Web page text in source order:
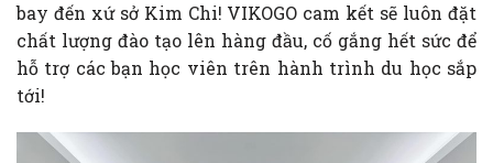
bay đến xứ sở Kim Chi! VIKOGO cam kết sẽ luôn đặt
chất lượng đào tạo lên hàng đầu, cố gắng hết sức để
hỗ trợ các bạn học viên trên hành trình du học sắp
tới!